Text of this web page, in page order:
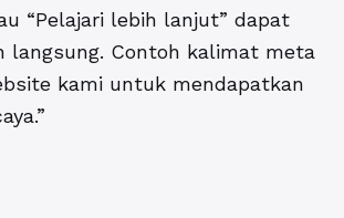
“Pelajari lebih lanjut” dapat
langsung. Contoh kalimat meta
kami untuk mendapatkan